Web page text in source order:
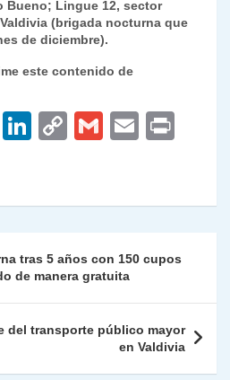
Bueno; Lingue 12, sector
(brigada nocturna que
de diciembre).
este contenido de
T
Li
e
n
C
y
n
k
G
l
E
l
tras 5 años con 150 cupos
de manera gratuita
del transporte público mayor
en Valdivia